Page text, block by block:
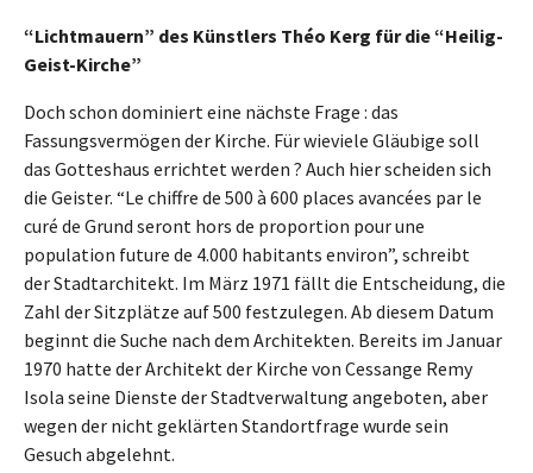
“Lichtmauern” des Künstlers Théo Kerg für die “Heilig-
Geist-Kirche”
Doch schon dominiert eine nächste Frage : das
Fassungsvermögen der Kirche. Für wieviele Gläubige soll
das Gotteshaus errichtet werden ? Auch hier scheiden sich
die Geister. “Le chiffre de 500 à 600 places avancées par le
curé de Grund seront hors de proportion pour une
population future de 4.000 habitants environ”, schreibt
der Stadtarchitekt. Im März 1971 fällt die Entscheidung, die
Zahl der Sitzplätze auf 500 festzulegen. Ab diesem Datum
beginnt die Suche nach dem Architekten. Bereits im Januar
1970 hatte der Architekt der Kirche von Cessange Remy
Isola seine Dienste der Stadtverwaltung angeboten, aber
wegen der nicht geklärten Standortfrage wurde sein
Gesuch abgelehnt.